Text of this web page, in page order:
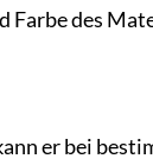
des
er bei